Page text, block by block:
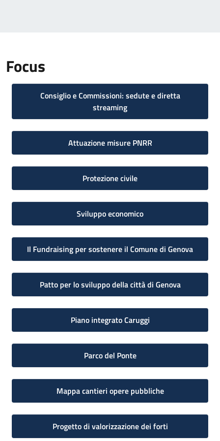
Focus
Consiglio e Commissioni: sedute e diretta
streaming
Attuazione misure PNRR
Protezione civile
Sviluppo economico
Il Fundraising per sostenere il Comune di Genova
Patto per lo sviluppo della città di Genova
Piano integrato Caruggi
Parco del Ponte
Mappa cantieri opere pubbliche
Progetto di valorizzazione dei forti